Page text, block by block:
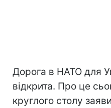
Дорога в НАТО для
відкрита. Про це
круглого столу